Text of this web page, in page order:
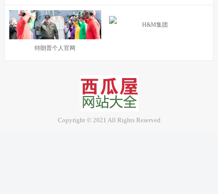
特朗普个人官网
H&M集团
Copyright © 2021 All Rights Reserved